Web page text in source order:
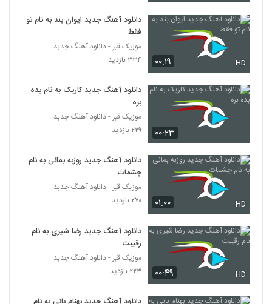
دانلود آهنگ چشماتو ببند از ماکان به همراه
متن ترانه
186
دانلود آهنگ مجید ترکاش بگم یا نگم
۴۳۹ بازدید
موزیک زیبای خواب از مجید تقی زاده
۳۷۶ بازدید
Majid Taghizadeh Delbari To
189
آهنگ مجید سلطانی بنام ماه من
۵۵۴ بازدید
دانلود آهنگ شال سفید از میثم جمشید پور به
همراه متن ترانه
۶۳۶ بازدید
۰۰:۱۹ HD
دانلود آهنگ جدید ایوان بند به نام تو
فقط
موزیک قیر - دانلود آهنگ جدبد
۳۳۴ بازدید
۰۰:۲۳
دانلود آهنگ جدید کاریک به نام بده
بره
موزیک قیر - دانلود آهنگ جدبد
۲۲۹ بازدید
۰۱:۰۰ HD
دانلود آهنگ جدید روزبه بمانی به نام
چشمات
موزیک قیر - دانلود آهنگ جدبد
۲۷۰ بازدید
۰۰:۴۹ HD
دانلود آهنگ جدید رضا شیری به نام
رقیبت
موزیک قیر - دانلود آهنگ جدبد
۲۲۳ بازدید